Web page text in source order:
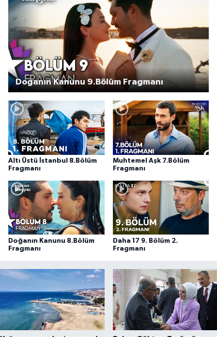
Doğanın Kanunu 9.Bölüm Fragmanı
Altı Üstü İstanbul 8.Bölüm
Fragmanı
Muhtemel Aşk 7.Bölüm
Fragmanı
Doğanın Kanunu 8.Bölüm
Fragmanı
Daha 17 9. Bölüm 2.
Fragmanı